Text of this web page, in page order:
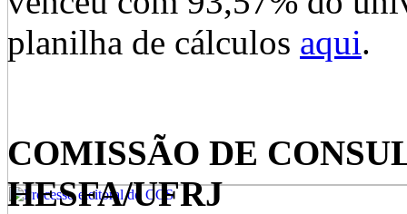
planilha de cálculos aqui.
COMISSÃO DE
HESFA/UFRJ